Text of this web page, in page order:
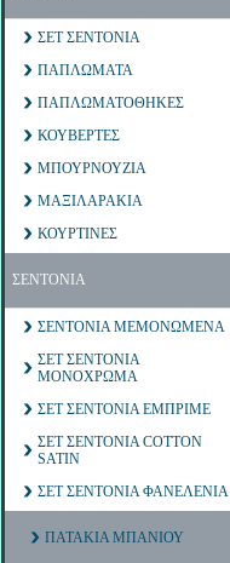
ΣΕΤ ΣΕΝΤΟΝΙΑ
ΠΑΠΛΩΜΑΤΑ
ΠΑΠΛΩΜΑΤΟΘΗΚΕΣ
ΚΟΥΒΕΡΤΕΣ
ΜΠΟΥΡΝΟΥΖΙΑ
ΜΑΞΙΛΑΡΑΚΙΑ
ΚΟΥΡΤΙΝΕΣ
ΣΕΝΤΟΝΙΑ
ΣΕΝΤΟΝΙΑ ΜΕΜΟΝΩΜΕΝΑ
ΣΕΤ ΣΕΝΤΟΝΙΑ
ΜΟΝΟΧΡΩΜΑ
ΣΕΤ ΣΕΝΤΟΝΙΑ ΕΜΠΡΙΜΕ
ΣΕΤ ΣΕΝΤΟΝΙΑ COTTON
SATIN
ΣΕΤ ΣΕΝΤΟΝΙΑ ΦΑΝΕΛΕΝΙΑ
ΠΑΤΑΚΙΑ ΜΠΑΝΙΟΥ